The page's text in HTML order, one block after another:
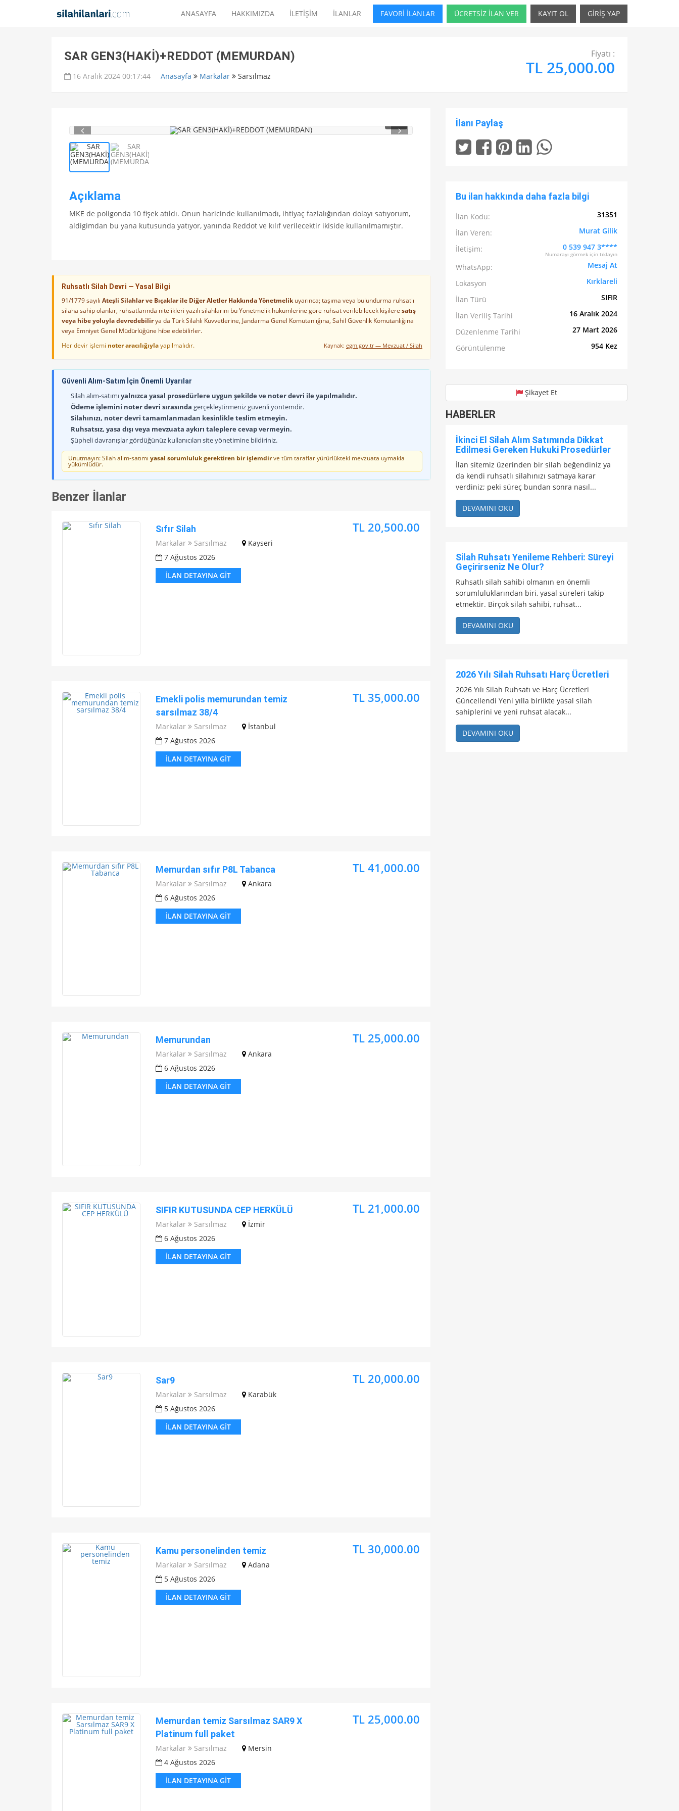
ANASAYFA HAKKIMIZDA İLETİŞİM İLANLAR FAVORİ İLANLAR ÜCRETSİZ İLAN VER KAYIT OL GİRİŞ YAP
SAR GEN3(HAKİ)+REDDOT (MEMURDAN)
16 Aralık 2024 00:17:44 Anasayfa Markalar Sarsılmaz
Fiyatı :
TL 25,000.00
1/ 2
Açıklama
MKE de poligonda 10 fişek atıldı. Onun haricinde kullanılmadı, ihtiyaç fazlalığından dolayı satıyorum,
aldigimdan bu yana kutusunda yatıyor, yanında Reddot ve kılıf verilecektir ikiside kullanılmamıştır.
Ruhsatlı Silah Devri — Yasal Bilgi
91/1779 sayılı Ateşli Silahlar ve Bıçaklar ile Diğer Aletler Hakkında Yönetmelikuyarınca; taşıma veya bulundurma ruhsatlı
silaha sahip olanlar, ruhsatlarında nitelikleri yazılı silahlarını bu Yönetmelik hükümlerine göre ruhsat verilebilecek kişilere satış
veya hibe yoluyla devredebilirya da Türk Silahlı Kuvvetlerine, Jandarma Genel Komutanlığına, Sahil Güvenlik Komutanlığına
veya Emniyet Genel Müdürlüğüne hibe edebilirler.
Her devir işlemi noter aracılığıylayapılmalıdır. Kaynak: egm.gov.tr — Mevzuat / Silah
Güvenli Alım-Satım İçin Önemli Uyarılar
Silah alım-satımıyalnızca yasal prosedürlere uygun şekilde ve noter devri ile yapılmalıdır.
Ödeme işlemini noter devri sırasında gerçekleştirmeniz güvenli yöntemdir.
Silahınızı, noter devri tamamlanmadan kesinlikle teslim etmeyin.
Ruhsatsız, yasa dışı veya mevzuata aykırı taleplere cevap vermeyin.
Şüpheli davranışlar gördüğünüz kullanıcıları site yönetimine bildiriniz.
Unutmayın: Silah alım-satımı yasal sorumluluk gerektiren bir işlemdirve tüm taraflar yürürlükteki mevzuata uymakla
yükümlüdür.
Benzer İlanlar
Sıfır Silah
Markalar Sarsılmaz
Kayseri
7 Ağustos 2026
İLAN DETAYINA GIT
TL 20,500.00
Emekli polis memurundan temiz
sarsılmaz 38/4
Markalar Sarsılmaz
İstanbul
7 Ağustos 2026
İLAN DETAYINA GIT
TL 35,000.00
Memurdan sıfır P8L Tabanca
Markalar Sarsılmaz
Ankara
6 Ağustos 2026
İLAN DETAYINA GIT
TL 41,000.00
Memurundan
Markalar Sarsılmaz
Ankara
6 Ağustos 2026
İLAN DETAYINA GIT
TL 25,000.00
SIFIR KUTUSUNDA CEP HERKÜLÜ
Markalar Sarsılmaz
İzmir
6 Ağustos 2026
İLAN DETAYINA GIT
TL 21,000.00
Sar9
Markalar Sarsılmaz
Karabük
5 Ağustos 2026
İLAN DETAYINA GIT
TL 20,000.00
Kamu personelinden temiz
Markalar Sarsılmaz
Adana
5 Ağustos 2026
İLAN DETAYINA GIT
TL 30,000.00
Memurdan temiz Sarsılmaz SAR9 X
Platinum full paket
Markalar Sarsılmaz
Mersin
4 Ağustos 2026
İLAN DETAYINA GIT
TL 25,000.00
İlanı Paylaş
Bu ilan hakkında daha fazla bilgi
İlan Kodu:
31351
İlan Veren:
Murat Gilik
İletişim:
0 539 947 3****
Numarayı görmek için tıklayın
WhatsApp:
Mesaj At
Lokasyon
Kırklareli
İlan Türü
SIFIR
İlan Veriliş Tarihi
16 Aralık 2024
Düzenlenme Tarihi
27 Mart 2026
Görüntülenme
954 Kez
Şikayet Et
HABERLER
İkinci El Silah Alım Satımında Dikkat
Edilmesi Gereken Hukuki Prosedürler
İlan sitemiz üzerinden bir silah beğendiniz ya
da kendi ruhsatlı silahınızı satmaya karar
verdiniz; peki süreç bundan sonra nasıl...
DEVAMINI OKU
Silah Ruhsatı Yenileme Rehberi: Süreyi
Geçirirseniz Ne Olur?
Ruhsatlı silah sahibi olmanın en önemli
sorumluluklarından biri, yasal süreleri takip
etmektir. Birçok silah sahibi, ruhsat...
DEVAMINI OKU
2026 Yılı Silah Ruhsatı Harç Ücretleri
2026 Yılı Silah Ruhsatı ve Harç Ücretleri
Güncellendi Yeni yılla birlikte yasal silah
sahiplerini ve yeni ruhsat alacak...
DEVAMINI OKU